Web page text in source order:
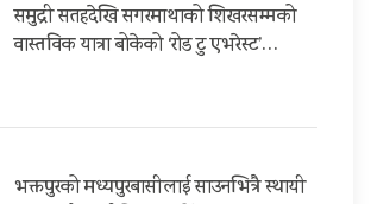
समुद्री सतहदेखि सगरमाथाको शिखरसम्मको
वास्तविक यात्रा बोकेको ‘रोड टु एभरेस्ट’…
भक्तपुरको मध्यपुरबासीलाई साउनभित्रै स्थायी